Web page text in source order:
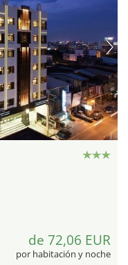
de 72,06 EUR
por habitación y noche